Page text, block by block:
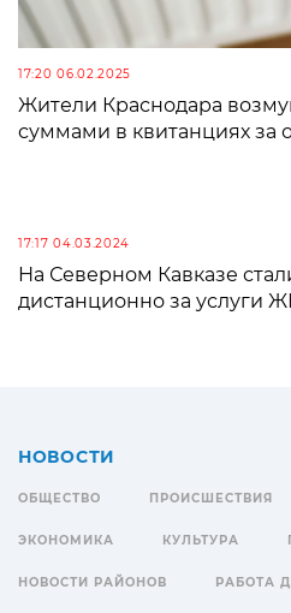
17:20 06.02.2025
Жители Краснодара
суммами в квитанциях за
17:17 04.03.2024
На Северном Кавказе
дистанционно за услуги
НОВОСТИ
ОБЩЕСТВО ПРОИСШЕСТВИЯ
ЭКОНОМИКА КУЛЬТУРА
НОВОСТИ РАЙОНОВ РАБОТА